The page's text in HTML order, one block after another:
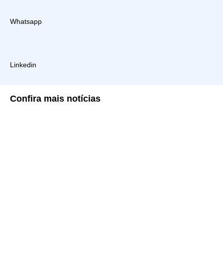
Whatsapp
Linkedin
Confira mais notícias